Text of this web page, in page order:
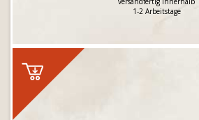
1-2 Arbeitstage